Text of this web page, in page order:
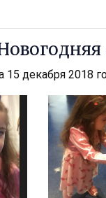
15 декабря 2018